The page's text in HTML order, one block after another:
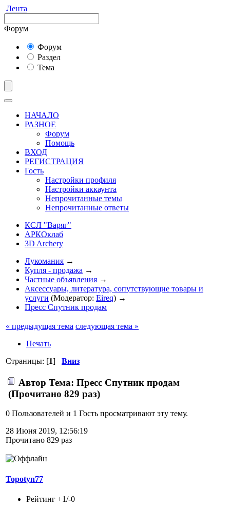
Лента
Форум
Форум
Раздел
Тема
НАЧАЛО
РАЗНОЕ
Форум
Помощь
ВХОД
РЕГИСТРАЦИЯ
Гость
Настройки профиля
Настройки аккаунта
Непрочитанные темы
Непрочитанные ответы
КСЛ "Варяг"
АРКОклаб
3D Archery
Лукомания →
Купля - продажа →
Частные объявления →
Аксессуары, литература, сопутствующие товары и
услуги (Модератор: Eireq) →
Пресс Спутник продам
« предыдущая тема следующая тема »
Печать
Страницы: [1] Вниз
Автор Тема: Пресс Спутник продам
(Прочитано 829 раз)
0 Пользователей и 1 Гость просматривают эту тему.
28 Июня 2019, 12:56:19
Прочитано 829 раз
Topotyn77
Рейтинг +1/-0